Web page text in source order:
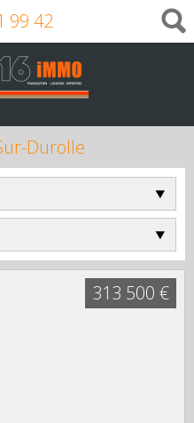
99 42
Durolle
313 500 €